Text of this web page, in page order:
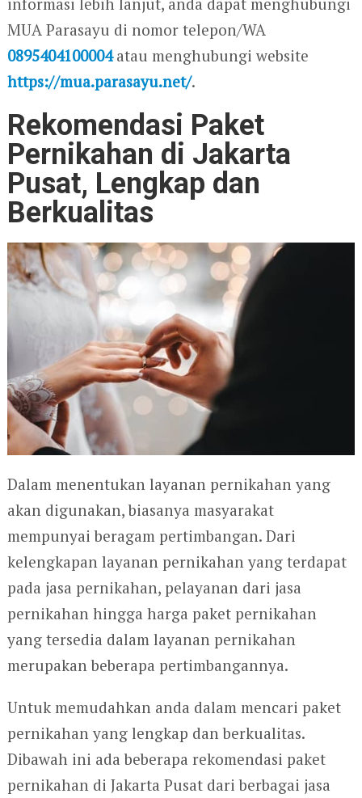
MUA Parasayu di nomor telepon/WA
0895404100004atau menghubungi website
https://mua.parasayu.net/.
Rekomendasi Paket
Pernikahan di Jakarta
Pusat, Lengkap dan
Berkualitas
Dalam menentukan layanan pernikahan yang
akan digunakan, biasanya masyarakat
mempunyai beragam pertimbangan. Dari
kelengkapan layanan pernikahan yang terdapat
pada jasa pernikahan, pelayanan dari jasa
pernikahan hingga harga paket pernikahan
yang tersedia dalam layanan pernikahan
merupakan beberapa pertimbangannya.
Untuk memudahkan anda dalam mencari paket
pernikahan yang lengkap dan berkualitas.
Dibawah ini ada beberapa rekomendasi paket
pernikahan di Jakarta Pusat dari berbagai jasa